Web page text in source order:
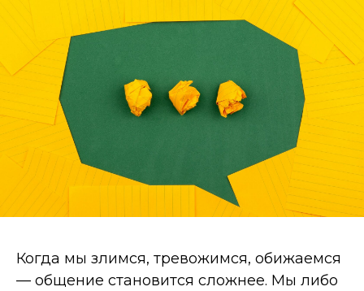
Когда мы злимся, тревожимся, обижаемся
— общение становится сложнее. Мы либо